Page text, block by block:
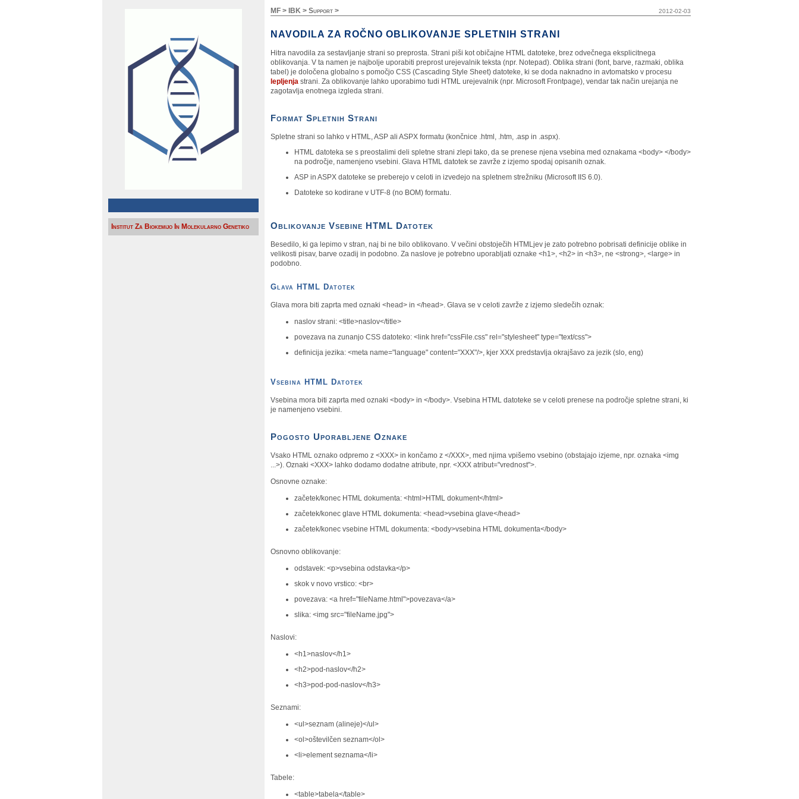
Institut Za Biokemijo In Molekularno Genetiko
MF > IBK > Support > 2012-02-03
NAVODILA ZA ROČNO OBLIKOVANJE SPLETNIH STRANI
Hitra navodila za sestavljanje strani so preprosta. Strani piši kot običajne HTML datoteke, brez odvečnega eksplicitnega
oblikovanja. V ta namen je najbolje uporabiti preprost urejevalnik teksta (npr. Notepad). Oblika strani (font, barve, razmaki, oblika
tabel) je določena globalno s pomočjo CSS (Cascading Style Sheet) datoteke, ki se doda naknadno in avtomatsko v procesu
lepljenja strani. Za oblikovanje lahko uporabimo tudi HTML urejevalnik (npr. Microsoft Frontpage), vendar tak način urejanja ne
zagotavlja enotnega izgleda strani.
Format Spletnih Strani
Spletne strani so lahko v HTML, ASP ali ASPX formatu (končnice .html, .htm, .asp in .aspx).
HTML datoteka se s preostalimi deli spletne strani zlepi tako, da se prenese njena vsebina med oznakama <body> </body>
na področje, namenjeno vsebini. Glava HTML datotek se zavrže z izjemo spodaj opisanih oznak.
ASP in ASPX datoteke se preberejo v celoti in izvedejo na spletnem strežniku (Microsoft IIS 6.0).
Datoteke so kodirane v UTF-8 (no BOM) formatu.
Oblikovanje Vsebine HTML Datotek
Besedilo, ki ga lepimo v stran, naj bi ne bilo oblikovano. V večini obstoječih HTMLjev je zato potrebno pobrisati definicije oblike in
velikosti pisav, barve ozadij in podobno. Za naslove je potrebno uporabljati oznake <h1>, <h2> in <h3>, ne <strong>, <large> in
podobno.
Glava HTML Datotek
Glava mora biti zaprta med oznaki <head> in </head>. Glava se v celoti zavrže z izjemo sledečih oznak:
naslov strani: <title>naslov</title>
povezava na zunanjo CSS datoteko: <link href="cssFile.css" rel="stylesheet" type="text/css">
definicija jezika: <meta name="language" content="XXX"/>, kjer XXX predstavlja okrajšavo za jezik (slo, eng)
Vsebina HTML Datotek
Vsebina mora biti zaprta med oznaki <body> in </body>. Vsebina HTML datoteke se v celoti prenese na področje spletne strani, ki
je namenjeno vsebini.
Pogosto Uporabljene Oznake
Vsako HTML oznako odpremo z <XXX> in končamo z </XXX>, med njima vpišemo vsebino (obstajajo izjeme, npr. oznaka <img
...>). Oznaki <XXX> lahko dodamo dodatne atribute, npr. <XXX atribut="vrednost">.
Osnovne oznake:
začetek/konec HTML dokumenta: <html>HTML dokument</html>
začetek/konec glave HTML dokumenta: <head>vsebina glave</head>
začetek/konec vsebine HTML dokumenta: <body>vsebina HTML dokumenta</body>
Osnovno oblikovanje:
odstavek: <p>vsebina odstavka</p>
skok v novo vrstico: <br>
povezava: <a href="fileName.html">povezava</a>
slika: <img src="fileName.jpg">
Naslovi:
<h1>naslov</h1>
<h2>pod-naslov</h2>
<h3>pod-pod-naslov</h3>
Seznami:
<ul>seznam (alineje)</ul>
<ol>oštevilčen seznam</ol>
<li>element seznama</li>
Tabele:
<table>tabela</table>